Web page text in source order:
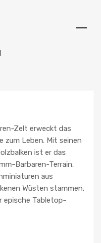
Zelt erweckt das
zum Leben. Mit seinen
ist er das
Barbaren-Terrain.
aus
Wüsten stammen,
epische Tabletop-